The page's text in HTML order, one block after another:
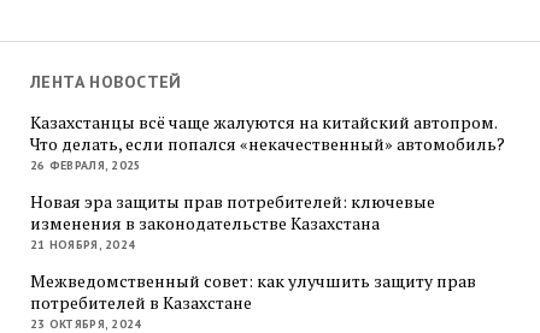
ЛЕНТА НОВОСТЕЙ
Казахстанцы всё чаще жалуются на китайский автопром.
Что делать, если попался «некачественный» автомобиль?
26 ФЕВРАЛЯ, 2025
Новая эра защиты прав потребителей: ключевые
изменения в законодательстве Казахстана
21 НОЯБРЯ, 2024
Межведомственный совет: как улучшить защиту прав
потребителей в Казахстане
23 ОКТЯБРЯ, 2024